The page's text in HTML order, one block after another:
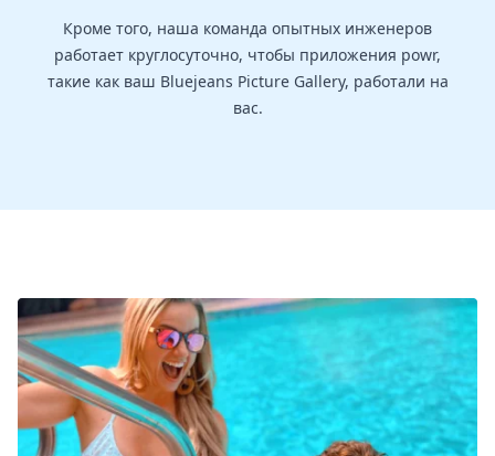
Кроме того, наша команда опытных инженеров
работает круглосуточно, чтобы приложения powr,
такие как ваш Bluejeans Picture Gallery, работали на
вас.